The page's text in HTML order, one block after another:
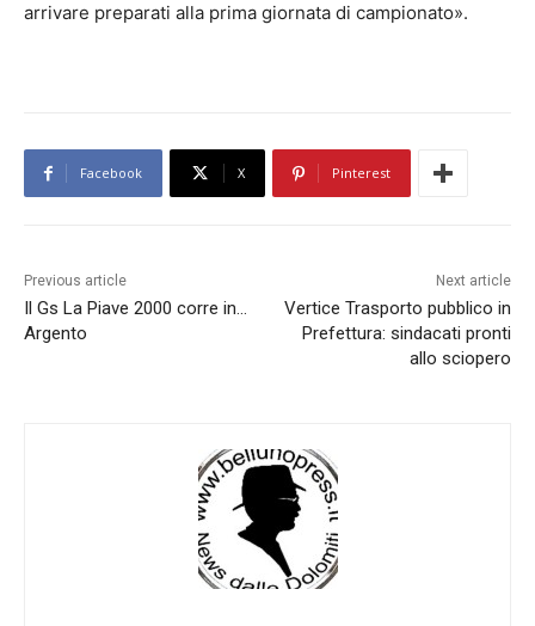
arrivare preparati alla prima giornata di campionato».
Facebook X Pinterest
Previous article
Il Gs La Piave 2000 corre in…
Argento
Next article
Vertice Trasporto pubblico in
Prefettura: sindacati pronti
allo sciopero